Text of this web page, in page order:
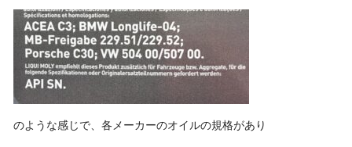
のような感じで、各メーカーのオイルの規格があり